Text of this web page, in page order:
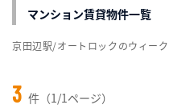
マンション賃貸物件一覧
3 件（1/1ページ）